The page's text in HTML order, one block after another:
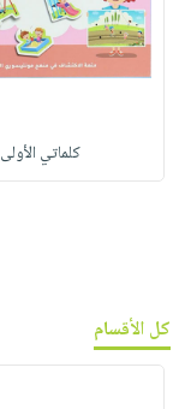
كلماتي الأولى
كل الأقسام